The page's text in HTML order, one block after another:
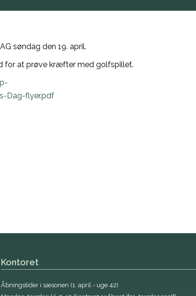
søndag den 19. april.
for at prøve kræfter med golfspillet.
Dag-flyer.pdf
Kontoret
Åbningstider i sæsonen (1. april - uge 42)